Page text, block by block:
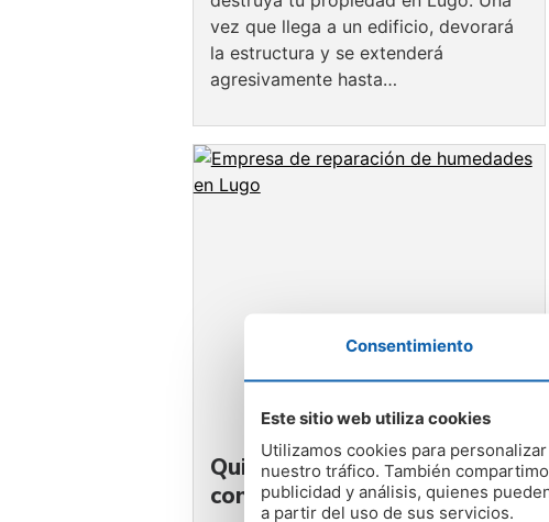
vez que llega a un edificio, devorará
la estructura y se extenderá
agresivamente hasta…
Quitar humedades por
condensación en Lugo
Consentimiento
Este sitio web utiliza cookies
Utilizamos cookies para
nuestro tráfico. También
publicidad y análisis, quienes
a partir del uso de sus servicios.